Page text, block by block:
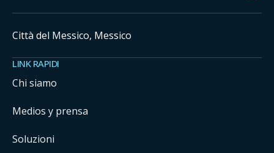
Città del Messico, Messico
LINK RAPIDI
Chi siamo
Medios y prensa
Soluzioni